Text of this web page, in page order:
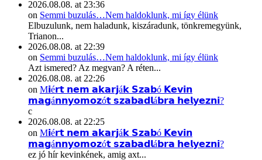
2026.08.08. at 23:36
on Semmi buzulás…Nem haldoklunk, mi így élünk
Elbuzulunk, nem haladunk, kiszáradunk, tönkremegyünk,
Trianon...
2026.08.08. at 22:39
on Semmi buzulás…Nem haldoklunk, mi így élünk
Azt ismered? Az megvan? A réten...
2026.08.08. at 22:26
on M𝗶é𝗿𝘁 𝗻𝗲𝗺 𝗮𝗸𝗮𝗿𝗷á𝗸 𝗦𝘇𝗮𝗯ó 𝗞𝗲𝘃𝗶𝗻
𝗺𝗮𝗴á𝗻𝗻𝘆𝗼𝗺𝗼𝘇ó𝘁 𝘀𝘇𝗮𝗯𝗮𝗱𝗹á𝗯𝗿𝗮 𝗵𝗲𝗹𝘆𝗲𝘇𝗻𝗶?
c
2026.08.08. at 22:25
on M𝗶é𝗿𝘁 𝗻𝗲𝗺 𝗮𝗸𝗮𝗿𝗷á𝗸 𝗦𝘇𝗮𝗯ó 𝗞𝗲𝘃𝗶𝗻
𝗺𝗮𝗴á𝗻𝗻𝘆𝗼𝗺𝗼𝘇ó𝘁 𝘀𝘇𝗮𝗯𝗮𝗱𝗹á𝗯𝗿𝗮 𝗵𝗲𝗹𝘆𝗲𝘇𝗻𝗶?
ez jó hír kevinkének, amig axt...